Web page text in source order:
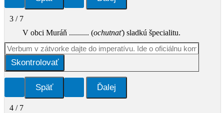
3 / 7
V obci Muráň .......... (ochutnať) sladkú špecialitu.
Skontrolovať
4 / 7